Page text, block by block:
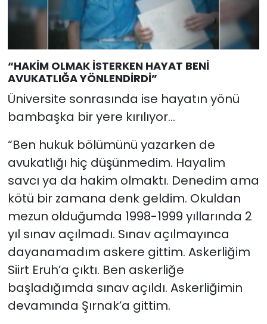
“HAKİM OLMAK İSTERKEN HAYAT BENİ
AVUKATLIĞA YÖNLENDİRDİ”
Üniversite sonrasında ise hayatın yönü
bambaşka bir yere kırılıyor…
“Ben hukuk bölümünü yazarken de
avukatlığı hiç düşünmedim. Hayalim
savcı ya da hakim olmaktı. Denedim ama
kötü bir zamana denk geldim. Okuldan
mezun olduğumda 1998-1999 yıllarında 2
yıl sınav açılmadı. Sınav açılmayınca
dayanamadım askere gittim. Askerliğim
Siirt Eruh’a çıktı. Ben askerliğe
başladığımda sınav açıldı. Askerliğimin
devamında Şırnak’a gittim.